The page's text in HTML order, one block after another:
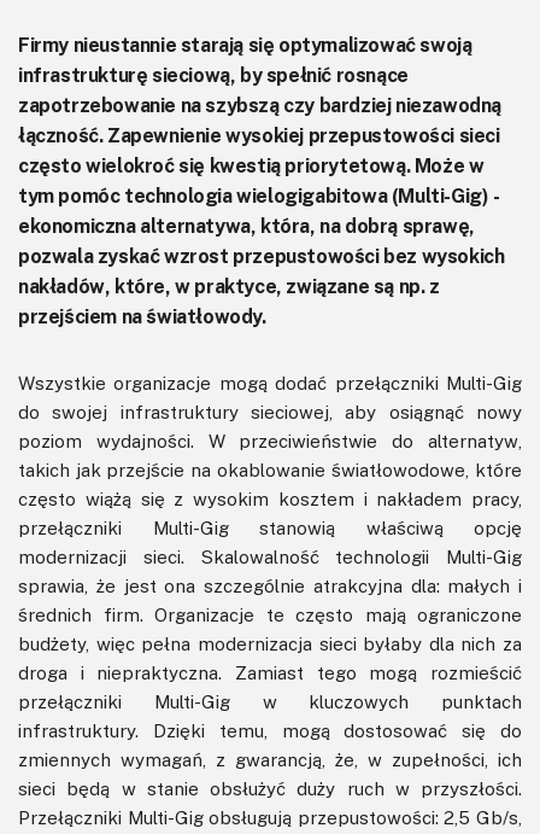
Firmy nieustannie starają się optymalizować swoją
infrastrukturę sieciową, by spełnić rosnące
zapotrzebowanie na szybszą czy bardziej niezawodną
łączność. Zapewnienie wysokiej przepustowości sieci
często wielokroć się kwestią priorytetową. Może w
tym pomóc technologia wielogigabitowa (Multi-Gig) -
ekonomiczna alternatywa, która, na dobrą sprawę,
pozwala zyskać wzrost przepustowości bez wysokich
nakładów, które, w praktyce, związane są np. z
przejściem na światłowody.
Wszystkie organizacje mogą dodać przełączniki Multi-Gig
do swojej infrastruktury sieciowej, aby osiągnąć nowy
poziom wydajności. W przeciwieństwie do alternatyw,
takich jak przejście na okablowanie światłowodowe, które
często wiążą się z wysokim kosztem i nakładem pracy,
przełączniki Multi-Gig stanowią właściwą opcję
modernizacji sieci. Skalowalność technologii Multi-Gig
sprawia, że jest ona szczególnie atrakcyjna dla: małych i
średnich firm. Organizacje te często mają ograniczone
budżety, więc pełna modernizacja sieci byłaby dla nich za
droga i niepraktyczna. Zamiast tego mogą rozmieścić
przełączniki Multi-Gig w kluczowych punktach
infrastruktury. Dzięki temu, mogą dostosować się do
zmiennych wymagań, z gwarancją, że, w zupełności, ich
sieci będą w stanie obsłużyć duży ruch w przyszłości.
Przełączniki Multi-Gig obsługują przepustowości:2,5 Gb/s,